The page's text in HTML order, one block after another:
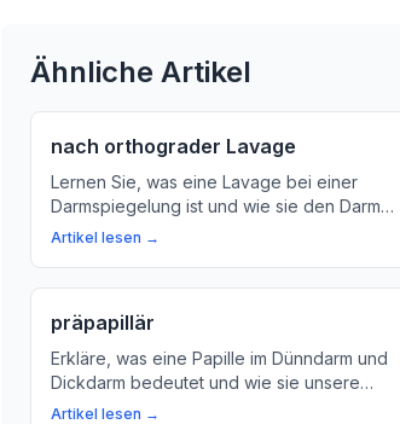
Ähnliche Artikel
nach orthograder Lavage
Lernen Sie, was eine Lavage bei einer
Darmspiegelung ist und wie sie den Darm
entschleunigt, um ihn besser untersuchen zu
Artikel lesen →
präpapillär
Erkläre, was eine Papille im Dünndarm und
Dickdarm bedeutet und wie sie unsere
Verdauung unterstützt. Lernen Sie mehr über
Artikel lesen →